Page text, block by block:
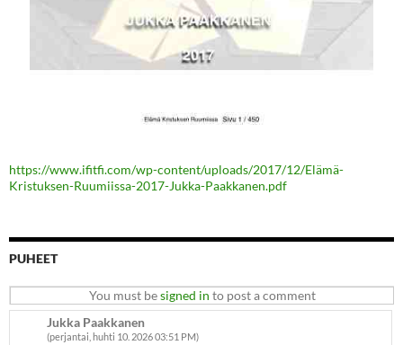
https://www.ifitfi.com/wp-content/uploads/2017/12/Elämä-
Kristuksen-Ruumiissa-2017-Jukka-Paakkanen.pdf
PUHEET
You must besigned in to post a comment
Jukka Paakkanen
(perjantai, huhti 10. 2026 03:51 PM)